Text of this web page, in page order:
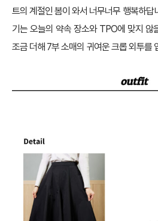
트의 계절인 봄이 와서 너무너무 행복하답
기는 오늘의 약속 장소와 TPO에 맞지 않
조금 더해 7부 소매의 귀여운 크롭 외투를